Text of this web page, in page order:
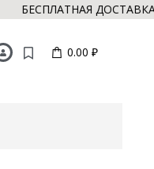
БЕСПЛАТНАЯ
0.00 ₽